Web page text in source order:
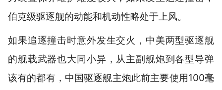
伯克级驱逐舰的动能和机动性略处于上风。
如果追逐撞击时意外发生交火，中美两型驱逐舰
的舰载武器也大同小异，从主副舰炮到各型导弹
该有的都有，中国驱逐舰主炮此前主要使用100毫